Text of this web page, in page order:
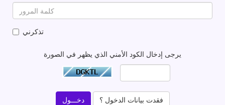
تذكرني
يرجى إدخال الكود الأمني الذي يظهر في الصورة
فقدت بيانات الدخول ؟